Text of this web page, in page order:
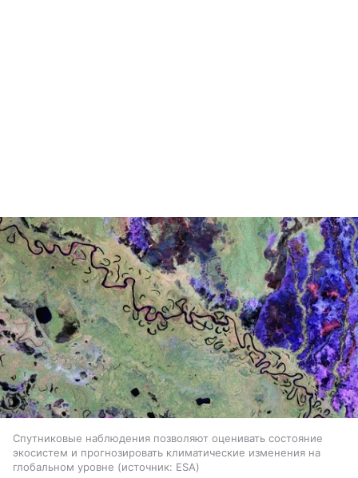
Спутниковые наблюдения позволяют оценивать состояние
экосистем и прогнозировать климатические изменения на
глобальном уровне
источник: ESA